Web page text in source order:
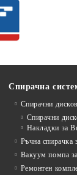
Спирачна
Спирачни
Спирачни
Накладки за
Ръчна спирачка
Вакуум помпа
Ремонтен